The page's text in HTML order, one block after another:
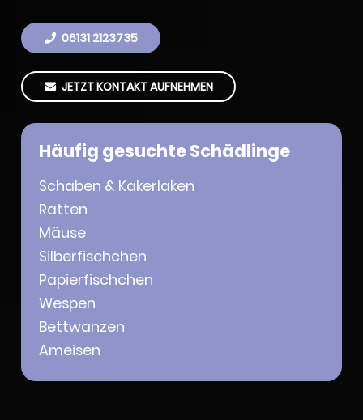
06131 2123735
JETZT KONTAKT AUFNEH­MEN
Häufig gesuchte Schäd­linge
Scha­ben & Kaker­la­ken
Ratten
Mäuse
Silber­fisch­chen
Papier­fisch­chen
Wespen
Bett­wan­zen
Amei­sen